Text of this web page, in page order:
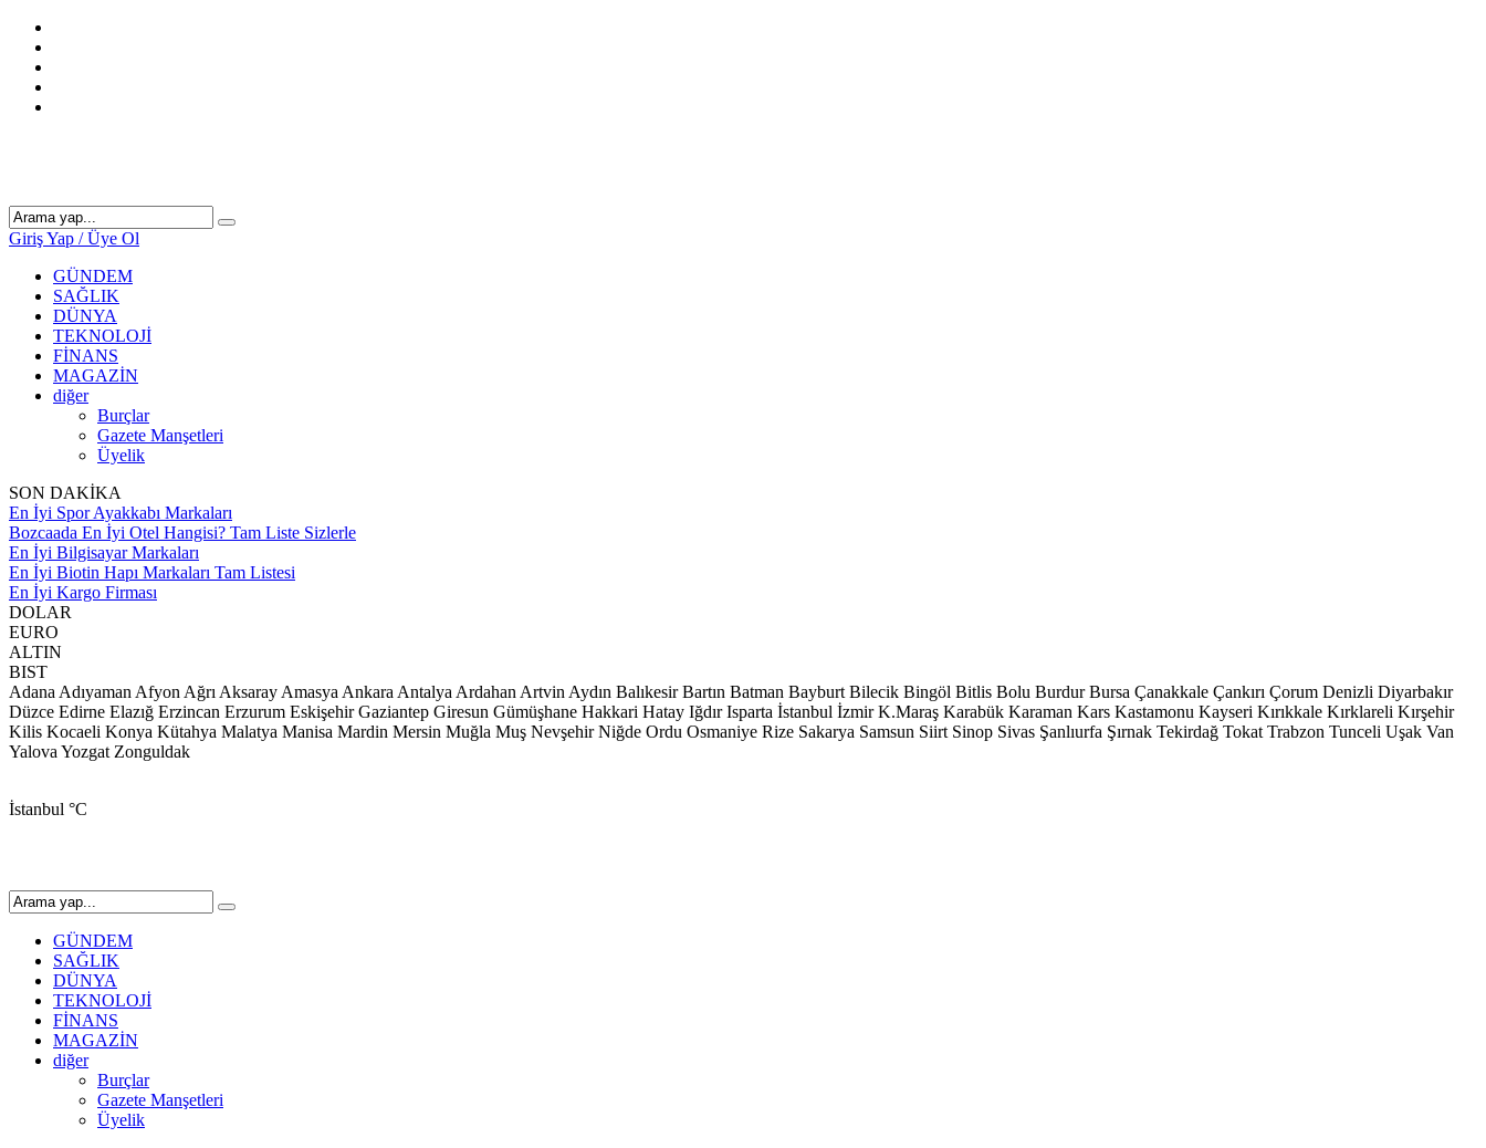
Giriş Yap / Üye Ol
GÜNDEM
SAĞLIK
DÜNYA
TEKNOLOJİ
FİNANS
MAGAZİN
diğer
Burçlar
Gazete Manşetleri
Üyelik
SON DAKİKA
En İyi Spor Ayakkabı Markaları
Bozcaada En İyi Otel Hangisi? Tam Liste Sizlerle
En İyi Bilgisayar Markaları
En İyi Biotin Hapı Markaları Tam Listesi
En İyi Kargo Firması
DOLAR
EURO
ALTIN
BIST
Adana Adıyaman Afyon Ağrı Aksaray Amasya Ankara Antalya Ardahan Artvin Aydın Balıkesir Bartın Batman Bayburt Bilecik Bingöl Bitlis Bolu Burdur Bursa Çanakkale Çankırı Çorum Denizli Diyarbakır
Düzce Edirne Elazığ Erzincan Erzurum Eskişehir Gaziantep Giresun Gümüşhane Hakkari Hatay Iğdır Isparta İstanbul İzmir K.Maraş Karabük Karaman Kars Kastamonu Kayseri Kırıkkale Kırklareli Kırşehir
Kilis Kocaeli Konya Kütahya Malatya Manisa Mardin Mersin Muğla Muş Nevşehir Niğde Ordu Osmaniye Rize Sakarya Samsun Siirt Sinop Sivas Şanlıurfa Şırnak Tekirdağ Tokat Trabzon Tunceli Uşak Van
Yalova Yozgat Zonguldak
İstanbul °C
GÜNDEM
SAĞLIK
DÜNYA
TEKNOLOJİ
FİNANS
MAGAZİN
diğer
Burçlar
Gazete Manşetleri
Üyelik